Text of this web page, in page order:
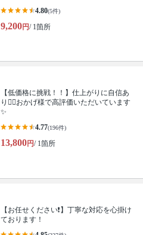
4.80(5件)
9,200円/ 1箇所
【低価格に挑戦！！】仕上がりに自信あ
り🙆‍♂️おかげ様で高評価いただいています
✨
4.77(196件)
13,800円/ 1箇所
【お任せください❗️】丁寧な対応を心掛け
ております！